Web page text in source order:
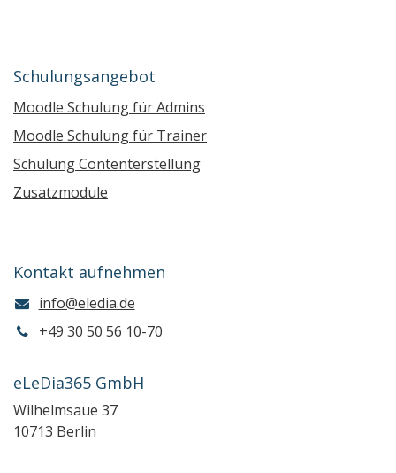
Schulungsangebot
Moodle Schulung für Admins
Moodle Schulung für Trainer
Schulung Contenterstellung
Zusatzmodule
Kontakt aufnehmen
info@eledia.de
+49 30 50 56 10-70
eLeDia365 GmbH
Wilhelmsaue 37
10713 Berlin